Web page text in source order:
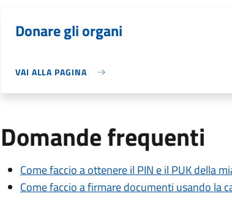
Donare gli organi
VAI ALLA PAGINA
Domande frequenti
Come faccio a ottenere il PIN e il PUK della
Come faccio a firmare documenti usando la